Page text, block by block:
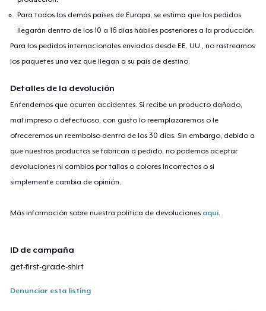
Para todos los demás países de Europa, se estima que los pedidos
llegarán dentro de los 10 a 16 días hábiles posteriores a la producción.
Para los pedidos internacionales enviados desde EE. UU., no rastreamos
los paquetes una vez que llegan a su país de destino.
Detalles de la devolución
Entendemos que ocurren accidentes. Si recibe un producto dañado,
mal impreso o defectuoso, con gusto lo reemplazaremos o le
ofreceremos un reembolso dentro de los 30 días. Sin embargo, debido a
que nuestros productos se fabrican a pedido, no podemos aceptar
devoluciones ni cambios por tallas o colores incorrectos o si
simplemente cambia de opinión.
Más información sobre nuestra política de devoluciones aquí.
ID de campaña
get-first-grade-shirt
Denunciar esta listing